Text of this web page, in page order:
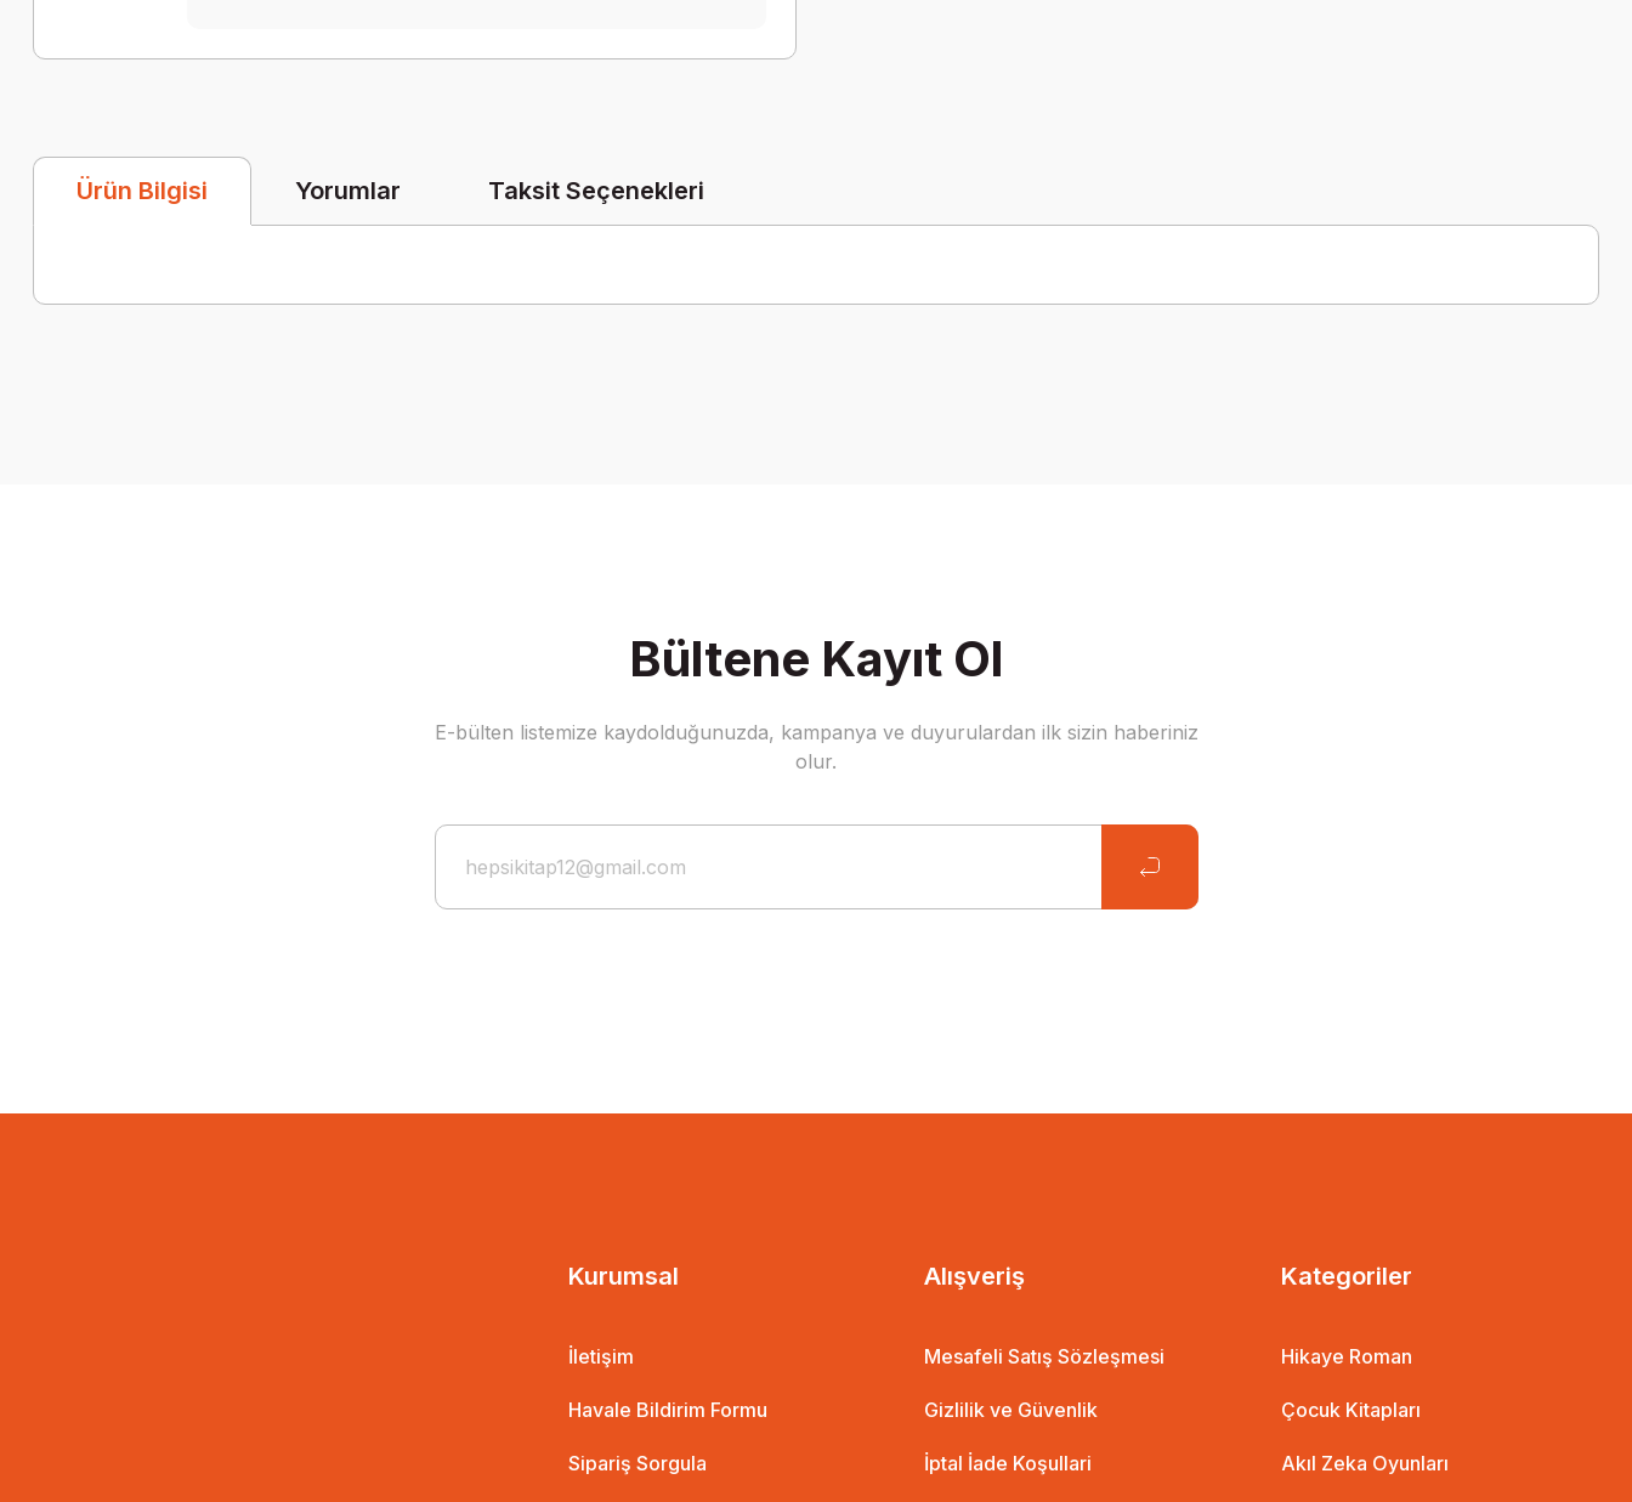
Ürün Bilgisi Yorumlar Taksit Seçenekleri
Bültene Kayıt Ol
E-bülten listemize kaydolduğunuzda, kampanya ve duyurulardan ilk sizin haberiniz
olur.
Kurumsal
İletişim
Havale Bildirim Formu
Sipariş Sorgula
Alışveriş
Mesafeli Satış Sözleşmesi
Gizlilik ve Güvenlik
İptal İade Koşullari
Kategoriler
Hikaye Roman
Çocuk Kitapları
Akıl Zeka Oyunları